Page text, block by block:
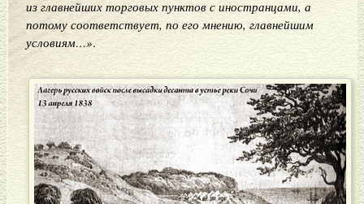
из главнейших торговых пунктов с иностранцами, а
потому соответствует, по его мнению, главнейшим
условиям…».